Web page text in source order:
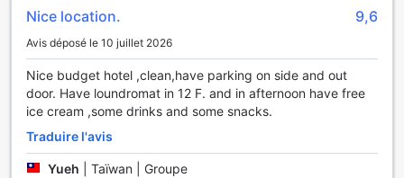
Ici, vous dépenserez moins pour les chambres que dans
88 % des autres hébergements de la ville.
Nice location. 9,6
Avis déposé le 10 juillet 2026
Nice budget hotel ,clean,have parking on side and out
door. Have loundromat in 12 F. and in afternoon have free
ice cream ,some drinks and some snacks.
Traduire l'avis
Yueh Taïwan | Groupe